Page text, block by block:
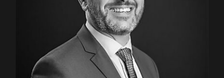
Jean-Luc BATTISTA • AIA Cuers
Pierrefeu : Intervenant au Forum
2MF (2023)